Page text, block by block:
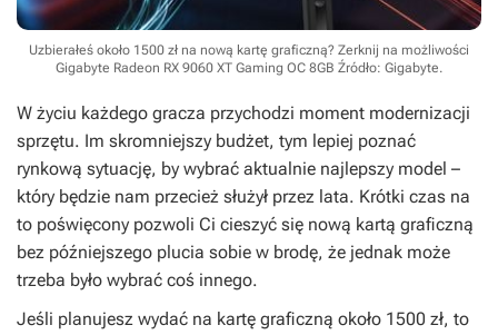
Uzbierałeś około 1500 zł na nową kartę graficzną? Zerknij na możliwości
Gigabyte Radeon RX 9060 XT Gaming OC 8GB Źródło: Gigabyte.
W życiu każdego gracza przychodzi moment modernizacji
sprzętu. Im skromniejszy budżet, tym lepiej poznać
rynkową sytuację, by wybrać aktualnie najlepszy model –
który będzie nam przecież służył przez lata. Krótki czas na
to poświęcony pozwoli Ci cieszyć się nową kartą graficzną
bez późniejszego plucia sobie w brodę, że jednak może
trzeba było wybrać coś innego.
Jeśli planujesz wydać na kartę graficzną około 1500 zł, to